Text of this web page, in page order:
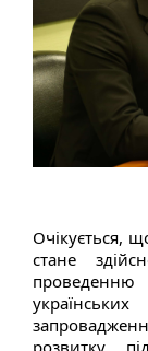
Очікується,
стане